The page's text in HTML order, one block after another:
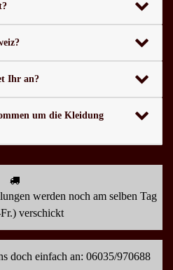
Ihr an?
um die Kleidung
werden noch am selben Tag
verschickt
doch einfach an: 06035/970688